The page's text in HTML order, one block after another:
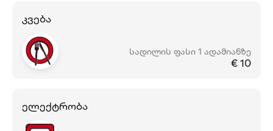
კვება
სადილის ფასი 1 ადამიანზე
€ 10
ელექტრობა